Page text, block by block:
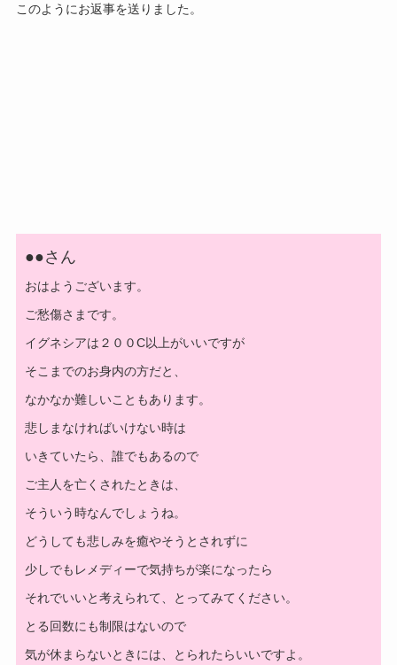
このようにお返事を送りました。
●●さん
おはようございます。
ご愁傷さまです。
イグネシアは２００C以上がいいですが
そこまでのお身内の方だと、
なかなか難しいこともあります。
悲しまなければいけない時は
いきていたら、誰でもあるので
ご主人を亡くされたときは、
そういう時なんでしょうね。
どうしても悲しみを癒やそうとされずに
少しでもレメディーで気持ちが楽になったら
それでいいと考えられて、とってみてください。
とる回数にも制限はないので
気が休まらないときには、とられたらいいですよ。